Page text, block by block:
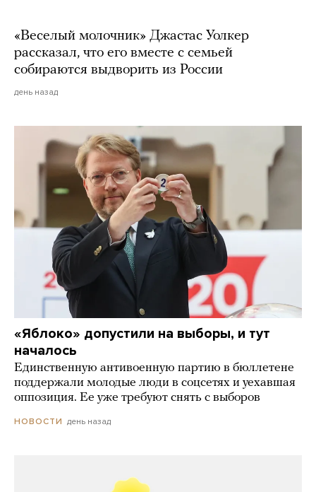
«Веселый молочник» Джастас Уолкер
рассказал, что его вместе с семьей
собираются выдворить из России
день назад
«Яблоко» допустили на выборы, и тут
началось
Единственную антивоенную партию в бюллетене
поддержали молодые люди в соцсетях и уехавшая
оппозиция. Ее уже требуют снять с выборов
НОВОСТИ день назад